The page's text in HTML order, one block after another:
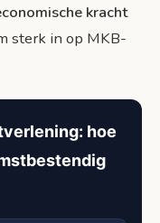
kracht
sterk in op MKB-
hoe